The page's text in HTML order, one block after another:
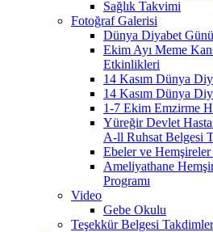
Sağlık Takvimi
Fotoğraf Galerisi
Dünya Diyabet
Ekim Ayı Meme
Etkinlikleri
14 Kasım Dünya
14 Kasım Dünya
1-7 Ekim Emzirme
Yüreğir Devlet
A-ll Ruhsat Belgesi
Ebeler ve
Ameliyathane
Programı
Video
Gebe Okulu
Teşekkür Belgesi